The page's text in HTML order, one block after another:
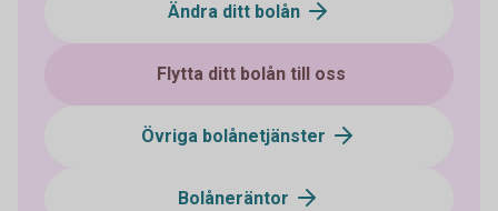
Ändra ditt bolån
Flytta ditt bolån till oss
Övriga bolånetjänster
Bolåneräntor